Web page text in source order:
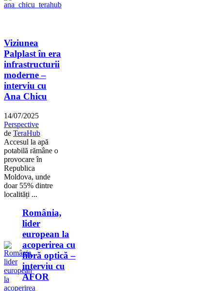
Viziunea
Palplast în era
infrastructurii
moderne –
interviu cu
Ana Chicu
14/07/2025
Perspective
de TeraHub
Accesul la apă
potabilă rămâne o
provocare în
Republica
Moldova, unde
doar 55% dintre
localități ...
România,
lider
european la
acoperirea cu
fibră optică –
interviu cu
AFOR